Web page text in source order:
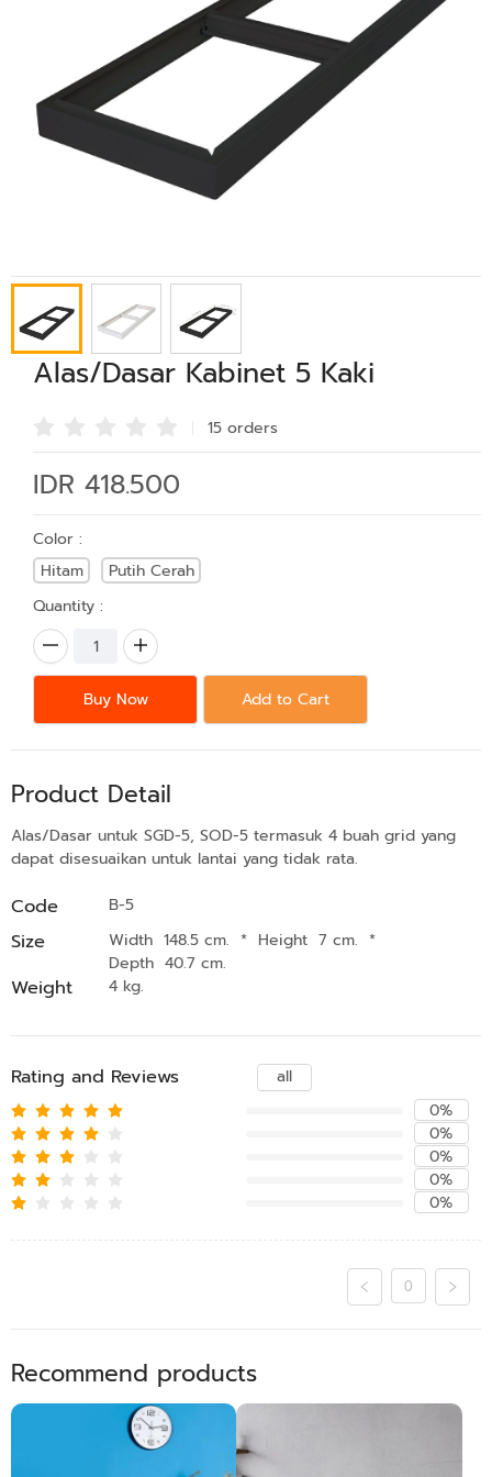
Alas/Dasar Kabinet 5 Kaki
15 orders
IDR 418.500
Color :
Hitam
Putih Cerah
Quantity :
Buy Now Add to Cart
Product Detail
Alas/Dasar untuk SGD-5, SOD-5 termasuk 4 buah grid yang
dapat disesuaikan untuk lantai yang tidak rata.
Code B-5
Size Width 148.5 cm. * Height 7 cm. *
Depth 40.7 cm.
Weight 4 kg.
Rating and Reviews
all
0%
0%
0%
0%
0%
0
Recommend products